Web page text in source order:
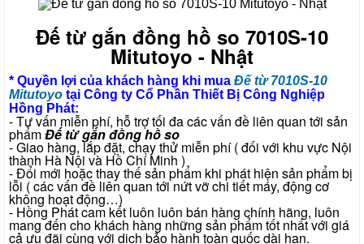
Đế từ gắn đồng hồ so 7010S-10
Mitutoyo - Nhật
* Quyền lợi của khách hàng khi mua Đế từ 7010S-10
Mitutoyo tại Công ty Cổ Phần Thiết Bị Công Nghiệp
Hồng Phát:
- Tư vấn miễn phí, hỗ trợ tối đa các vấn đề liên quan tới sản
phẩmĐế từ gắn đồng hồ so
- Giao hàng, lắp đặt, chạy thử miễn phí ( đối với khu vực Nội
thành Hà Nội và Hồ Chí Minh )
- Đổi mới hoặc thay thế sản phẩm khi phát hiện sản phẩm bị
lỗi ( các vấn đề liên quan tới nứt vỡ chi tiết máy, động cơ
không hoạt động…)
- Hồng Phát cam kết luôn luôn bán hàng chính hãng, luôn
mang đến cho khách hàng những sản phẩm tốt nhất với giá
cả ưu đãi cùng với dịch bảo hành toàn quốc dài hạn.